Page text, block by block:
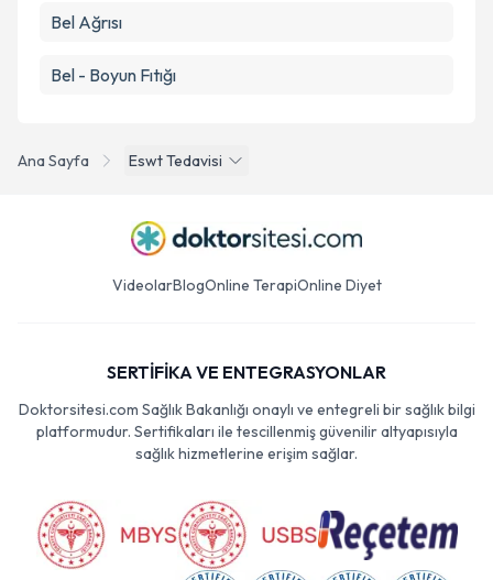
Ana Sayfa Eswt Tedavisi
Bel Ağrısı
Bel - Boyun Fıtığı
VideolarBlogOnline TerapiOnline Diyet
SERTİFİKA VE ENTEGRASYONLAR
Doktorsitesi.com Sağlık Bakanlığı onaylı ve entegreli bir sağlık bilgi
platformudur. Sertifikaları ile tescillenmiş güvenilir altyapısıyla
sağlık hizmetlerine erişim sağlar.